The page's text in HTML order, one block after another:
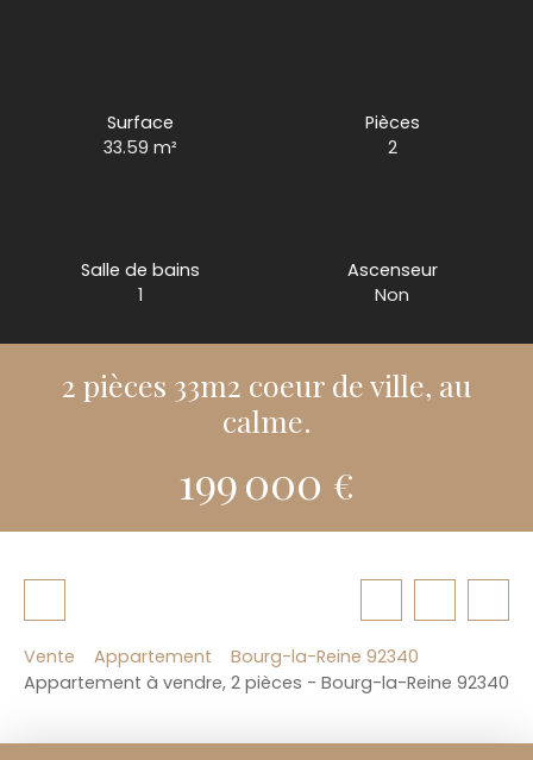
Surface
33.59m²
Pièces
2
Salle de bains
1
Ascenseur
Non
2 pièces 33m2 coeur de ville, au
calme.
199 000 €
Vente Appartement
Bourg-la-Reine 92340
Appartement à vendre, 2 pièces - Bourg-la-Reine 92340